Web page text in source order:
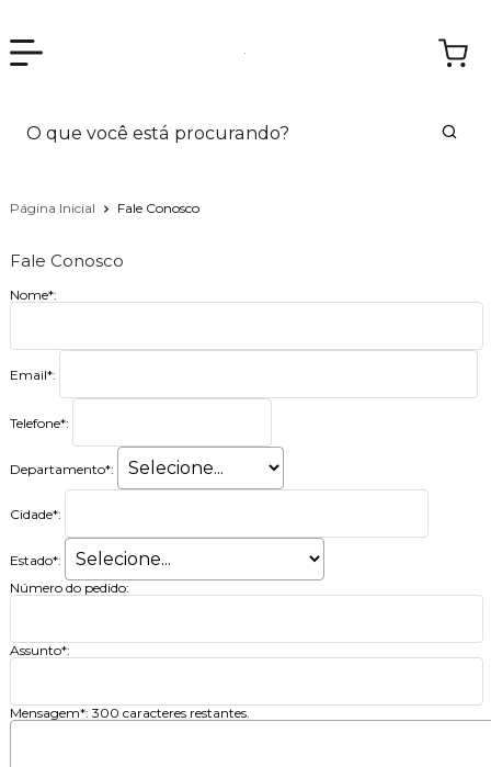
Página Inicial Fale Conosco
Fale Conosco
Nome*:
Email*:
Telefone*:
Departamento*:
Cidade*:
Estado*:
Número do pedido:
Assunto*:
Mensagem*: 300 caracteres restantes.